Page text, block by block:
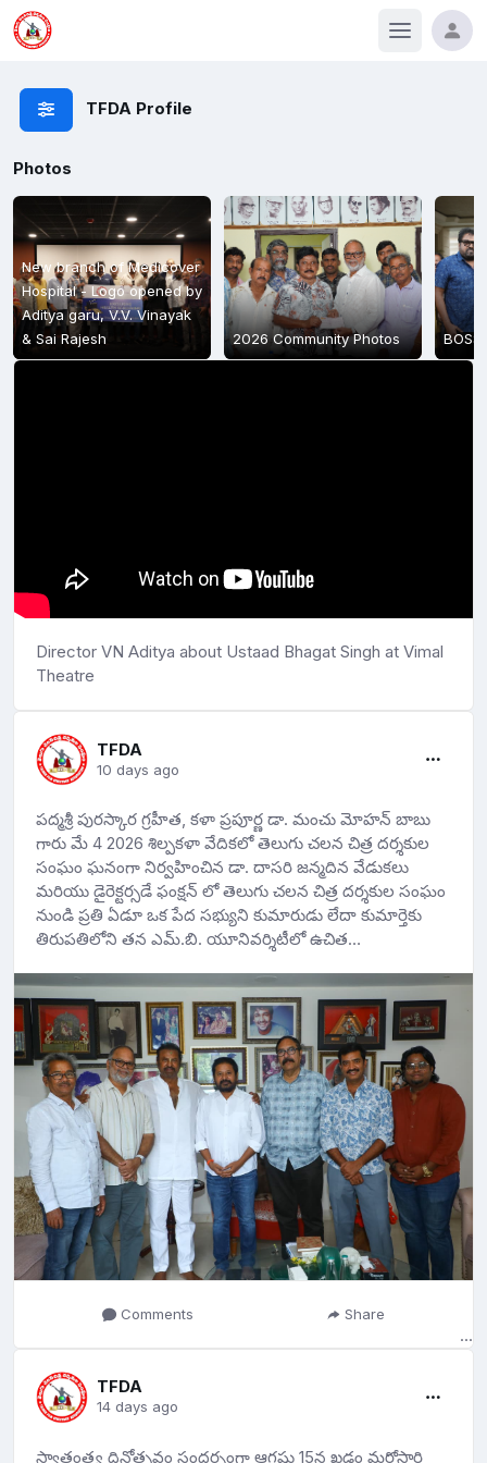
TFDA Profile
Photos
New branch of Medicover
Hospital - Logo opened by
Aditya garu, V.V. Vinayak
& Sai Rajesh
2026 Community Photos BOSS
Director VN Aditya about Ustaad Bhagat Singh at Vimal
Theatre
TFDA
10 days ago
పద్మశ్రీ పురస్కార గ్రహీత, కళా ప్రపూర్ణ డా. మంచు మోహన్ బాబు
గారు మే 4 2026 శిల్పకళా వేదికలో తెలుగు చలన చిత్ర దర్శకుల
సంఘం ఘనంగా నిర్వహించిన డా. దాసరి జన్మదిన వేడుకలు
మరియు డైరెక్టర్సడే ఫంక్షన్ లో తెలుగు చలన చిత్ర దర్శకుల సంఘం
నుండి ప్రతి ఏడూ ఒక పేద సభ్యుని కుమారుడు లేదా కుమార్తెకు
తిరుపతిలోని తన ఎమ్.బి. యూనివర్శిటీలో ఉచిత
భాగంగా 2026-27 విద్యా సంవత్సరం నుండి తెలుగు చలన చిత్ర
దర్శకుల సంఘంలో సభ్యుడైన (మెంబర్షిప్ నెం. 2267) శ్రీ ఎలిపే
శ్రీనివాసరావు అను 'సహకార దర్శకుని కుమార్తె చి. ఎలిపే దేదీప్య
సిరి కి ఆరవ తరగతి నుండి ఇంటర్మీడియెట్ వరకు ఉచితంగా
విద్యనందించే ఏర్పాటు, మరియు ఉచిత హాస్టల్ వసతి
కలుగచేశారు. ఈ సందర్భంగా తెలుగు చలన చిత్ర దర్శకుల సంఘం
తరఫున అధ్యక్షులు వి.ఎన్.ఆదిత్య, ప్రధాన కార్యదర్శి పి.వి.
రామరావు, కోశాధికారి నీలం సాయిరాజేష్ మరియు కార్యవర్గ
నిర్వాహక కమిటీ అందరూ డా. మోహన్ బాబు గారికి హృదయ
పూర్వక కృతజ్ఞతలు అందజేశారు. వారి ఈ వితరణ తెలుగు చిత్ర
దర్శకుల సంఘంలో సభ్యుల పిల్లలకు అద్భుతమైన భవిష్యత్తుని
ఇవ్వనుందని ఆశాభావం వ్యక్తం చేశారు. అదే సందర్భంలో తెలుగు
చలన చిత్ర దర్శకుల సంఘం సభ్యుల ట్రస్టుకు మోహన్ బాబుగారు
ప్రకటించడం పట్ల తెలుగు సినీ పరిశ్రమ వర్గాలన్నీ హర్ష ధ్వానాలు
వి.ఎన్.ఆదిత్య
పి.వి. రామా రావు
Comments Share
TFDA
14 days ago
స్వాతంత్ర్య దినోత్సవం సందర్బంగా ఆగష్టు 15న ఖడ్గం మరోసారి